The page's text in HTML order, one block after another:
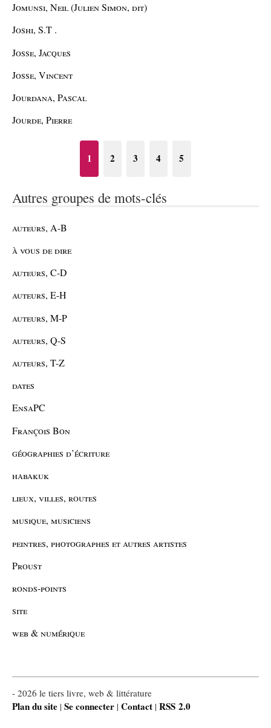
Jomunsi, Neil (Julien Simon, dit)
Joshi, S.T .
Josse, Jacques
Josse, Vincent
Jourdana, Pascal
Jourde, Pierre
1 2 3 4 5
Autres groupes de mots-clés
auteurs, A-B
à vous de dire
auteurs, C-D
auteurs, E-H
auteurs, M-P
auteurs, Q-S
auteurs, T-Z
dates
EnsaPC
François Bon
géographies d’écriture
habakuk
lieux, villes, routes
musique, musiciens
peintres, photographes et autres artistes
Proust
ronds-points
site
web & numérique
- 2026 le tiers livre, web & littérature
Plan du site | Se connecter | Contact | RSS 2.0